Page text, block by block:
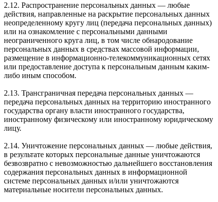
2.12. Распространение персональных данных — любые
действия, направленные на раскрытие персональных данных
неопределенному кругу лиц (передача персональных данных)
или на ознакомление с персональными данными
неограниченного круга лиц, в том числе обнародование
персональных данных в средствах массовой информации,
размещение в информационно-телекоммуникационных сетях
или предоставление доступа к персональным данным каким-
либо иным способом.
2.13. Трансграничная передача персональных данных —
передача персональных данных на территорию иностранного
государства органу власти иностранного государства,
иностранному физическому или иностранному юридическому
лицу.
2.14. Уничтожение персональных данных — любые действия,
в результате которых персональные данные уничтожаются
безвозвратно с невозможностью дальнейшего восстановления
содержания персональных данных в информационной
системе персональных данных и/или уничтожаются
материальные носители персональных данных.